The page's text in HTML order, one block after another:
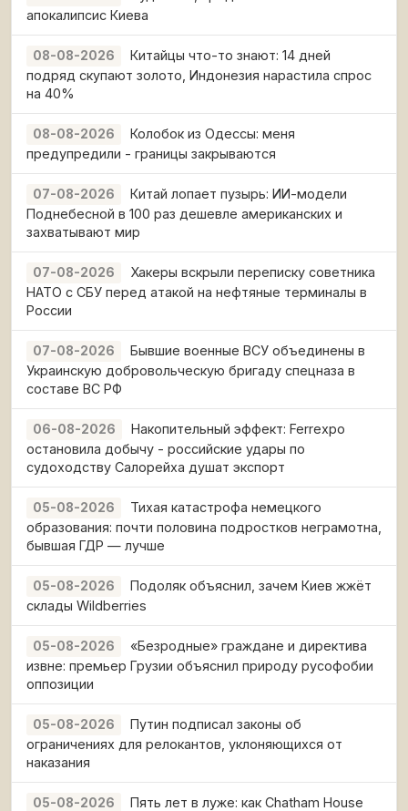
апокалипсис Киева
08-08-2026
Китайцы что-то знают: 14 дней
подряд скупают золото, Индонезия нарастила спрос
на 40%
08-08-2026
Колобок из Одессы: меня
предупредили - границы закрываются
07-08-2026
Китай лопает пузырь: ИИ-модели
Поднебесной в 100 раз дешевле американских и
захватывают мир
07-08-2026
Хакеры вскрыли переписку советника
НАТО с СБУ перед атакой на нефтяные терминалы в
России
07-08-2026
Бывшие военные ВСУ объединены в
Украинскую добровольческую бригаду спецназа в
составе ВС РФ
06-08-2026
Накопительный эффект: Ferrexpo
остановила добычу - российские удары по
судоходству Салорейха душат экспорт
05-08-2026
Тихая катастрофа немецкого
образования: почти половина подростков неграмотна,
бывшая ГДР — лучше
05-08-2026
Подоляк объяснил, зачем Киев жжёт
склады Wildberries
05-08-2026
«Безродные» граждане и директива
извне: премьер Грузии объяснил природу русофобии
оппозиции
05-08-2026
Путин подписал законы об
ограничениях для релокантов, уклоняющихся от
наказания
05-08-2026
Пять лет в луже: как Chatham House